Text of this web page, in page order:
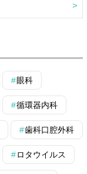
眼科
循環器内科
歯科口腔外科
ロタウイルス